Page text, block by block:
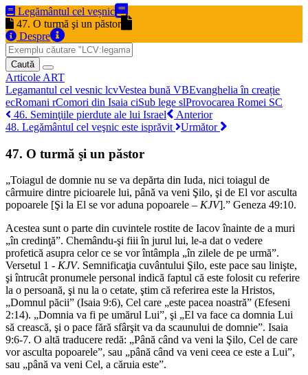
Legământul cel veșnic
47. O turmă şi un păstor
Despre
Caută
Articole ART
Legamantul cel vesnic lcvVestea bună VBEvanghelia în creație
ecRomani rComori din Isaia ciSub lege slProvocarea Romei SC
46. Seminţiile pierdute ale lui Israel
Anterior
48. Legământul cel veşnic este isprăvit
Următor
47. O turmă şi un păstor
„Toiagul de domnie nu se va depărta din Iuda, nici toiagul de
cârmuire dintre picioarele lui, până va veni Şilo, şi de El vor asculta
popoarele [Şi la El se vor aduna popoarele – KJV].” Geneza 49:10.
Acestea sunt o parte din cuvintele rostite de Iacov înainte de a muri
„în credinţă”. Chemându-şi fiii în jurul lui, le-a dat o vedere
profetică asupra celor ce se vor întâmpla „în zilele de pe urmă”.
Versetul 1 - KJV. Semnificaţia cuvântului Şilo, este pace sau linişte,
şi întrucât pronumele personal indică faptul că este folosit cu referire
la o persoană, şi nu la o cetate, ştim că referirea este la Hristos,
„Domnul păcii” (Isaia 9:6), Cel care „este pacea noastră” (Efeseni
2:14). „Domnia va fi pe umărul Lui”, şi „El va face ca domnia Lui
să crească, şi o pace fără sfârşit va da scaunului de domnie”. Isaia
9:6-7. O altă traducere redă: „Până când va veni la Şilo, Cel de care
vor asculta popoarele”, sau „până când va veni ceea ce este a Lui”,
sau „până va veni Cel, a căruia este”.